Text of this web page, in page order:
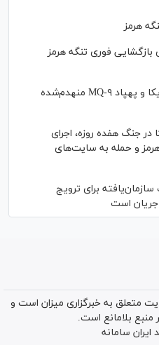
بازگشایی فوری تنگه هرمز
اولین تصاویر لاشه F-۱۵ آمریکا و پهپاد MQ-۹ منهدم‌شده
جنگ هفده روزه، اجرای
هرمز و حمله به سایت‌های
برای ترویج
جریان است
متعلق به خبرگزاری میزان است و
منبع بلامانع است.
ایران سامانه